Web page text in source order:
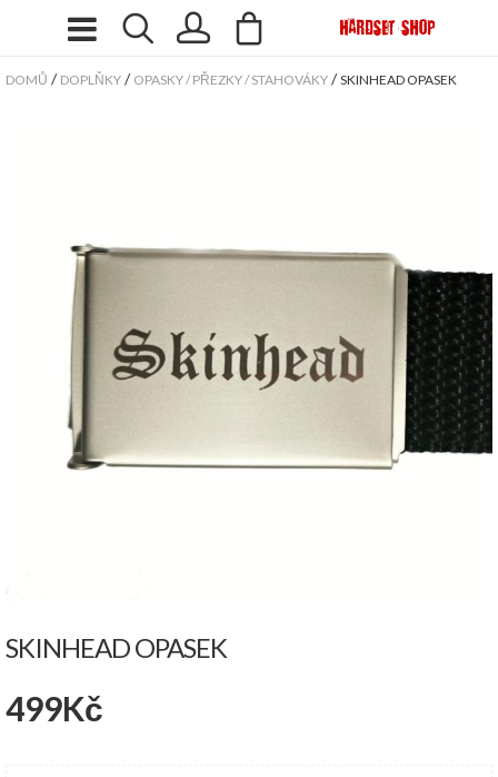
DOMŮ / DOPLŇKY / OPASKY / PŘEZKY / STAHOVÁKY /SKINHEAD OPASEK
SKINHEAD OPASEK
499Kč